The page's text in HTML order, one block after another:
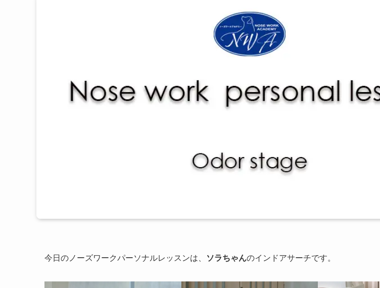
今日のノーズワークパーソナルレッスンは、 ソラちゃんのインドアサーチです。